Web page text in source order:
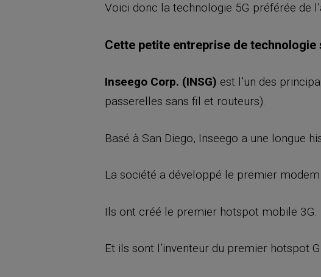
Voici donc la technologie 5G préférée de
Cette petite entreprise de
Inseego Corp. (INSG) est l’un des
passerelles sans fil et routeurs).
Basé à San Diego, Inseego a une longue
La société a développé le premier
Ils ont créé le premier hotspot mobile 3G.
Et ils sont l’inventeur du premier hotspot